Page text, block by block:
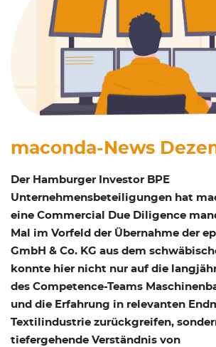
maconda-News
Der Hamburger Investor BPE
Unternehmensbeteiligungen hat
eine Commercial Due Diligence
Mal im Vorfeld der Übernahme der
GmbH & Co. KG aus dem
konnte hier nicht nur auf die
des Competence-Teams
und die Erfahrung in relevanten
Textilindustrie zurückgreifen,
tiefergehende Verständnis von